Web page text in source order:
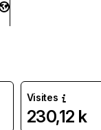
Visites
230,12 k